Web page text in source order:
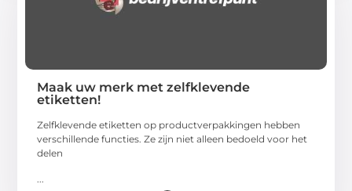
Maak uw merk met zelfklevende
etiketten!
Zelfklevende etiketten op productverpakkingen hebben
verschillende functies. Ze zijn niet alleen bedoeld voor het
delen